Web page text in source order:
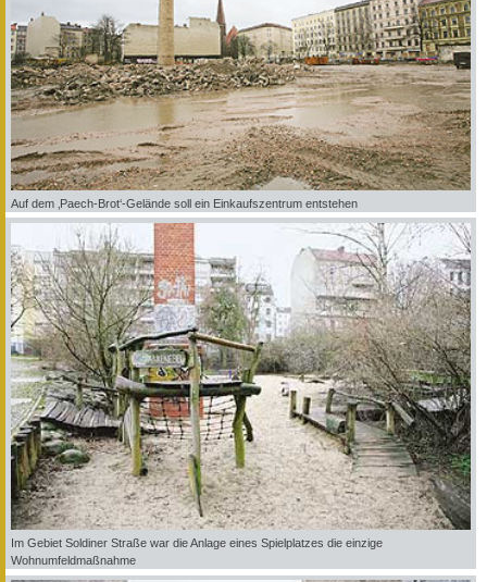
Auf dem ‚Paech-Brot‘-Gelände soll ein Einkaufszentrum entstehen
Im Gebiet Soldiner Straße war die Anlage eines Spielplatzes die einzige
Wohnumfeldmaßnahme